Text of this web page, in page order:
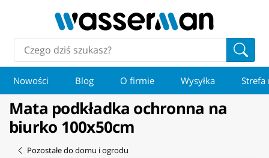
Nowości Blog O firmie Wysyłka Strefa
Mata podkładka ochronna na
biurko 100x50cm
Pozostałe do domu i ogrodu